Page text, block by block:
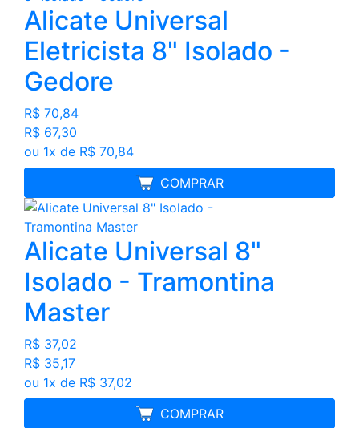
Alicate Universal
Eletricista 8" Isolado -
Gedore
R$ 70,84
R$ 67,30
ou 1x de R$ 70,84
COMPRAR
MELHOR PREÇO
Alicate Universal 8"
Isolado - Tramontina
Master
R$ 37,02
R$ 35,17
ou 1x de R$ 37,02
COMPRAR
MELHOR PREÇO